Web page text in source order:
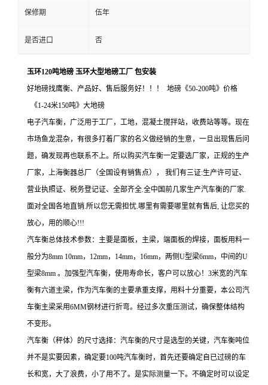
保修期 伍年
是否进口 否
玉环120吨地磅 玉环大型地磅工厂 包安装
好地磅找鹰衡、产品好、售后服务好！！！ 地磅《50-200吨》价格
《1-24米150吨》大地磅
电子汽车衡，广泛用于工厂，工地，混凝土搅拌站，收费站等等。现在
市场鱼龙混杂，有很多打着厂家的名义做经销的生意，一旦出现售后问
题，确发现再也联系不上。所以购买汽车衡一定要选厂家，正规的生产
厂家，上海衡器总厂（全国设有销售点），
我们有三证:生产许可证、
营业执照证、税务登记证、全部齐全.全中国前几家生产汽车衡的厂家.
面对全国各地直销.所以您无需担忧.哪里有需要哪里就有售后, 让您买的
放心，用的顺心!!!
汽车衡总体技术参数：主要是面板，主梁，端面板的焊接，面板用料一
般分为8mm 10mm，12mm，14mm，16mm，两侧U型梁6mm，中间的U
型梁8mm 。加强型汽车衡，使用寿命长，客户可以放心！3米宽的汽车
衡有六道主梁，作为汽车衡的主要承重支撑，用料十分重要，本公司汽
车衡主梁采用6MM钢材进行折弯。经过多次重压测试，确保整体结构
不变形。
汽车衡（秤体）的尺寸选择：汽车衡的尺寸是选型的关键，汽车衡吨位
并不是实要因素，确定要100吨汽车衡时，首先还要确定自已过磅的车
长和宽，大了浪费，小了用不了。是实际测量一下。不确定时可以设定